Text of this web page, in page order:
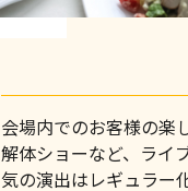
会場内でのお客様の楽
解体ショーなど、ライ
気の演出はレギュラー